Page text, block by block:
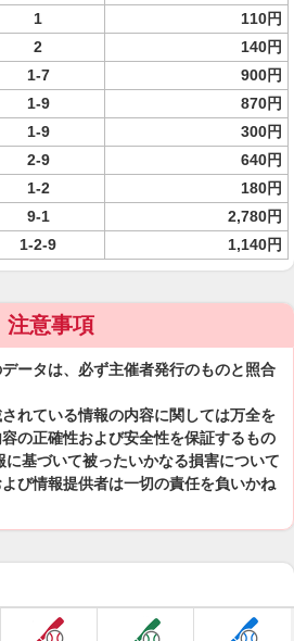
1
110円
2
140円
1-7
900円
1-9 870円
1-9
300円
2-9
640円
1-2
180円
9-1
2,780円
1-2-9 1,140円
注意事項
ータは、必ず主催者発行のものと照合
れている情報の内容に関しては万全を
の正確性および安全性を保証するもの
基づいて被ったいかなる損害について
び情報提供者は一切の責任を負いかね